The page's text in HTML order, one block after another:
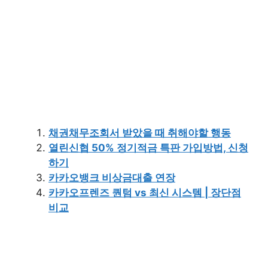
채권채무조회서 받았을 때 취해야할 행동
열린신협 50% 정기적금 특판 가입방법, 신청
하기
카카오뱅크 비상금대출 연장
카카오프렌즈 퀀텀 vs 최신 시스템 | 장단점
비교